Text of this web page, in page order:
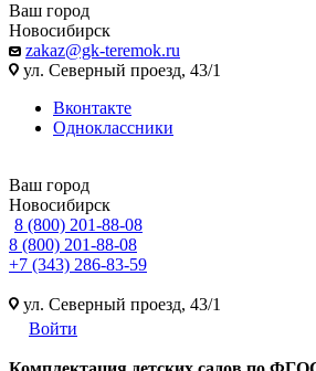
Ваш город
Новосибирск
zakaz@gk-teremok.ru
ул. Северный проезд, 43/1
Вконтакте
Одноклассники
Ваш город
Новосибирск
8 (800) 201-88-08
8 (800) 201-88-08
+7 (343) 286-83-59
ул. Северный проезд, 43/1
Войти